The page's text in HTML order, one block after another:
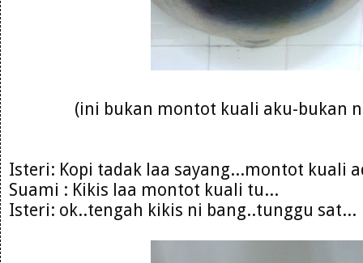
(ini bukan montot kuali aku-bukan
Isteri: Kopi tadak laa sayang...montot kuali
Suami : Kikis laa montot kuali tu...
Isteri: ok..tengah kikis ni bang..tunggu sat...